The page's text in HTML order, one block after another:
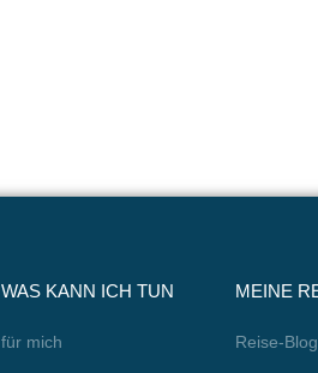
WAS KANN ICH TUN
für mich
MEINE
Reise-Blog